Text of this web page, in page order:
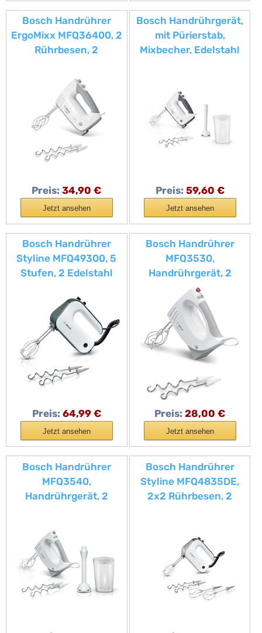
Bosch Handrührer
ErgoMixx MFQ36400, 2
Rührbesen, 2
spülmaschinengeeigne
t, 5 Stufen plus
Turbostufe, 450 W,
weiß
Preis: 34,90 €
Jetzt ansehen
Bosch Handrührgerät,
mit Pürierstab,
Mixbecher, Edelstahl
Stufen plus
Turbotaste, weiß/grau,
750 W, ErgoMixx
MFQ37470
Preis: 59,60 €
Jetzt ansehen
Bosch Handrührer
Styline MFQ49300, 5
Stufen, 2 Edelstahl
Knethaken,
Spiralkabel, 850 W,
weiß/dark silver
Preis: 64,99 €
Jetzt ansehen
Bosch Handrührer
MFQ3530,
Handrührgerät, 2
Rührbesen, 2
Edelstahl-
Knethaken,spülmaschi
nengeeignet, 5 Stufen,
450 W, weiß
Preis: 28,00 €
Jetzt ansehen
Bosch Handrührer
MFQ3540,
Handrührgerät, 2
spülmaschinengeeigne
t, 5 Stufen, Pürierstab,
Mixbecher, 450 W, weiß
Bosch Handrührer
Styline MFQ4835DE,
2x2 Rührbesen, 2
t, 575 W, weiß